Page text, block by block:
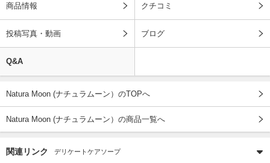
商品情報 クチコミ
投稿写真・動画 ブログ
Q&A
Natura Moon (ナチュラムーン）のTOPへ
Natura Moon (ナチュラムーン）の商品一覧へ
関連リンク デリケートケアソープ